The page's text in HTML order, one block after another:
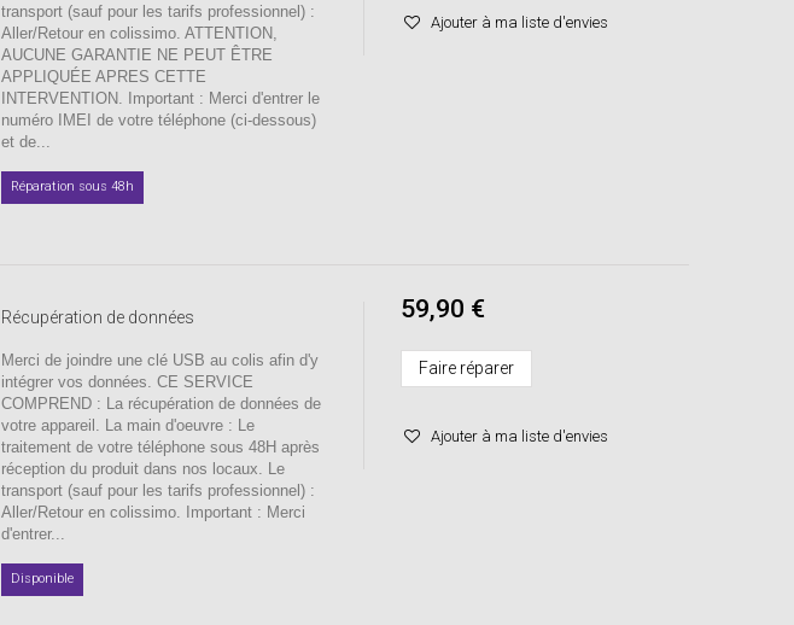
transport (sauf pour les tarifs professionnel) :
Aller/Retour en colissimo. ATTENTION,
AUCUNE GARANTIE NE PEUT ÊTRE
APPLIQUÉE APRES CETTE
INTERVENTION. Important : Merci d'entrer le
numéro IMEI de votre téléphone (ci-dessous)
et de...
Réparation sous 48h
Ajouter à ma liste d'envies
Récupération de données
Merci de joindre une clé USB au colis afin d'y
intégrer vos données. CE SERVICE
COMPREND : La récupération de données de
votre appareil. La main d'oeuvre : Le
traitement de votre téléphone sous 48H après
réception du produit dans nos locaux. Le
transport (sauf pour les tarifs professionnel) :
Aller/Retour en colissimo. Important : Merci
d'entrer...
Disponible
59,90 €
Faire réparer
Ajouter à ma liste d'envies